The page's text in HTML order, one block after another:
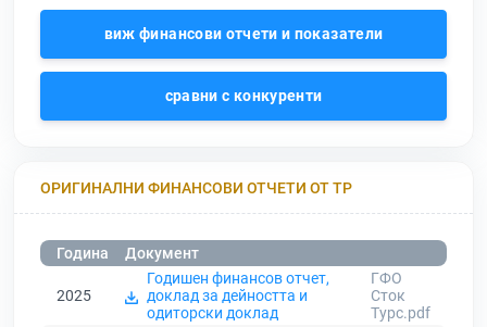
виж финансови отчети и показатели
сравни с конкуренти
ОРИГИНАЛНИ ФИНАНСОВИ ОТЧЕТИ ОТ ТР
Година Документ
2025
Годишен финансов отчет,
доклад за дейността и
одиторски доклад
ГФО
Сток
Турс.pdf